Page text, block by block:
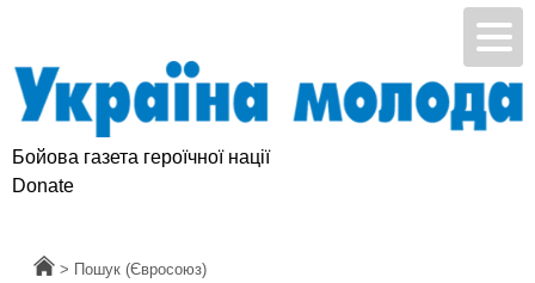
Бойова газета героїчної нації
Donate
Головна
> Пошук (Євросоюз)